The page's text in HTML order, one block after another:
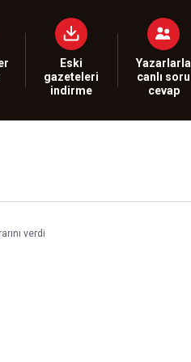
Eski
gazeteleri
indirme
Yazarlarla
canlı soru
cevap
Sanat
Namaz Vakitleri
Sesli Yayınlar
verdi